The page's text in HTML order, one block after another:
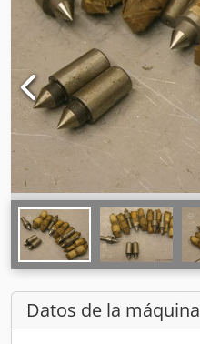
Datos de la máquina